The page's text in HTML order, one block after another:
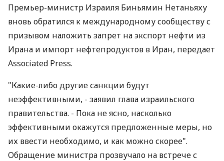
Премьер-министр Израиля Биньямин Нетаньяху
вновь обратился к международному сообществу с
призывом наложить запрет на экспорт нефти из
Ирана и импорт нефтепродуктов в Иран, передает
Associated Press.
"Какие-либо другие санкции будут
неэффективными, - заявил глава израильского
правительства. - Пока не ясно, насколько
эффективными окажутся предложенные меры, но
их ввести необходимо, и как можно скорее".
Обращение министра прозвучало на встрече с